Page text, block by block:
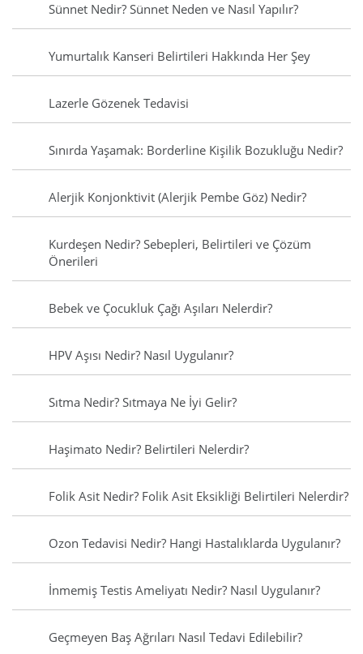
Sünnet Nedir? Sünnet Neden ve Nasıl Yapılır?
Yumurtalık Kanseri Belirtileri Hakkında Her Şey
Lazerle Gözenek Tedavisi
Sınırda Yaşamak: Borderline Kişilik Bozukluğu Nedir?
Alerjik Konjonktivit (Alerjik Pembe Göz) Nedir?
Kurdeşen Nedir? Sebepleri, Belirtileri ve Çözüm
Önerileri
Bebek ve Çocukluk Çağı Aşıları Nelerdir?
HPV Aşısı Nedir? Nasıl Uygulanır?
Sıtma Nedir? Sıtmaya Ne İyi Gelir?
Haşimato Nedir? Belirtileri Nelerdir?
Folik Asit Nedir? Folik Asit Eksikliği Belirtileri Nelerdir?
Ozon Tedavisi Nedir? Hangi Hastalıklarda Uygulanır?
İnmemiş Testis Ameliyatı Nedir? Nasıl Uygulanır?
Geçmeyen Baş Ağrıları Nasıl Tedavi Edilebilir?